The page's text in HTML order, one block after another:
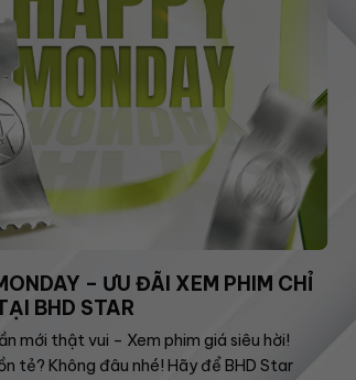
– ƯU ĐÃI XEM PHIM CHỈ
BHD STAR
mới thật vui – Xem phim giá siêu hời!
tẻ? Không đâu nhé! Hãy để BHD Star